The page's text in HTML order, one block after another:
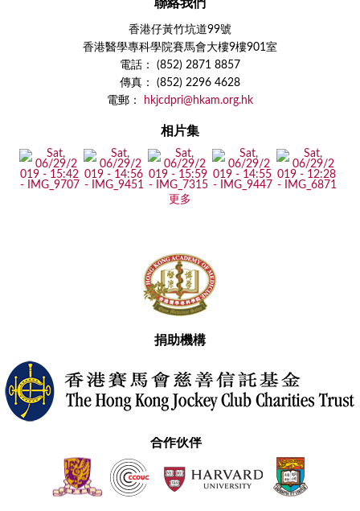
聯絡我們
香港仔黃竹坑道99號
香港醫學專科學院賽馬會大樓9樓901室
電話： (852) 2871 8857
傳真： (852) 2296 4628
電郵：
hkjcdpri@hkam.org.hk
相片集
更多
捐助機構
合作伙伴